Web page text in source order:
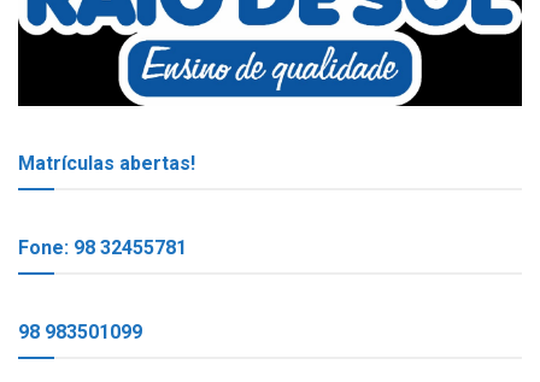
Matrículas abertas!
Fone: 98 32455781
98 983501099